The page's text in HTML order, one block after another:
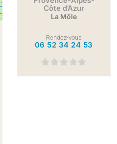
Côte d’Azur
La Môle
Rendez-vous
06 52 34 24 53